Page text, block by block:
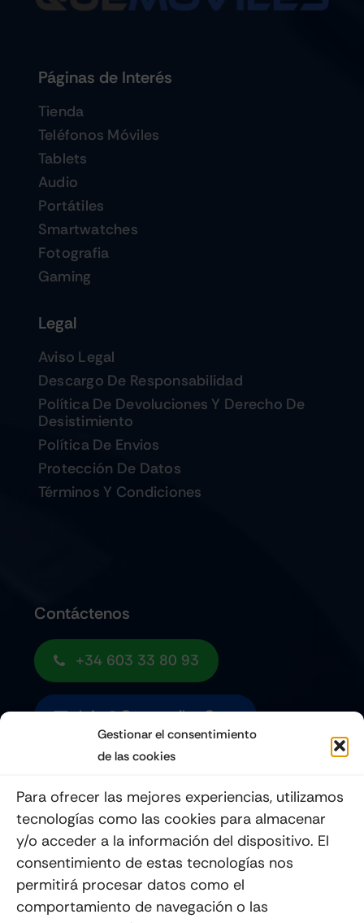
Gestionar el consentimiento
de las cookies
Para ofrecer las mejores experiencias, utilizamos
tecnologías como las cookies para almacenar
y/o acceder a la información del dispositivo. El
consentimiento de estas tecnologías nos
permitirá procesar datos como el
comportamiento de navegación o las
Páginas de Interés
Tienda
Teléfonos Móviles
Tablets
Audio
Portátiles
Smartwatches
Fotografia
Gaming
Legal
Aviso Legal
Descargo De Responsabilidad
Política De Devoluciones Y Derecho De
Desistimiento
Política De Envios
Protección De Datos
Términos Y Condiciones
Contáctenos
+34 603 33 80 93
Info@quemoviles.com
Enviar